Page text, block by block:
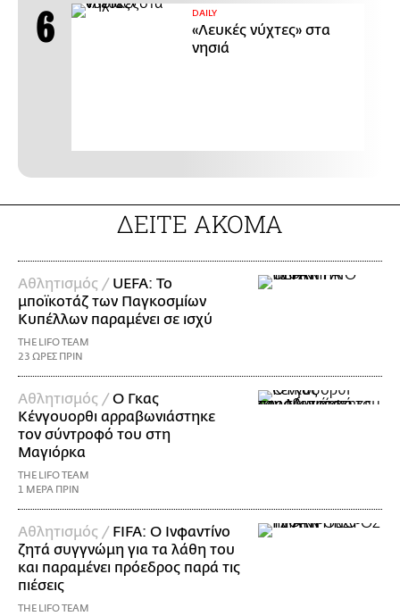
DAILY
«Λευκές νύχτες» στα
νησιά
ΔΕΙΤΕ ΑΚΟΜΑ
Αθλητισμός / UEFA: Το
μποϊκοτάζ των Παγκοσμίων
Κυπέλλων παραμένει σε ισχύ
THE LIFO TEAM
23 ΩΡΕΣ ΠΡΙΝ
Αθλητισμός / Ο Γκας
Κένγουορθι αρραβωνιάστηκε
τον σύντροφό του στη
Μαγιόρκα
THE LIFO TEAM
1 ΜΕΡΑ ΠΡΙΝ
Αθλητισμός / FIFA: Ο Ινφαντίνο
ζητά συγγνώμη για τα λάθη του
και παραμένει πρόεδρος παρά τις
πιέσεις
THE LIFO TEAM